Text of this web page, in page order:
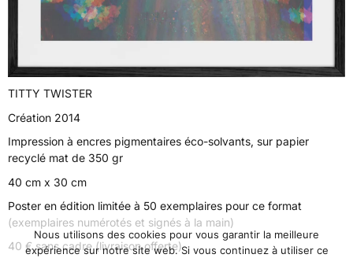
TITTY TWISTER
Création 2014
Impression à encres pigmentaires éco-solvants, sur papier
recyclé mat de 350 gr
40 cm x 30 cm
Poster en édition limitée à 50 exemplaires pour ce format
(exemplaires numérotés et signés à la main)
40 € sans cadre (livraison offerte)
Nous utilisons des cookies pour vous garantir la meilleure
expérience sur notre site web. Si vous continuez à utiliser ce